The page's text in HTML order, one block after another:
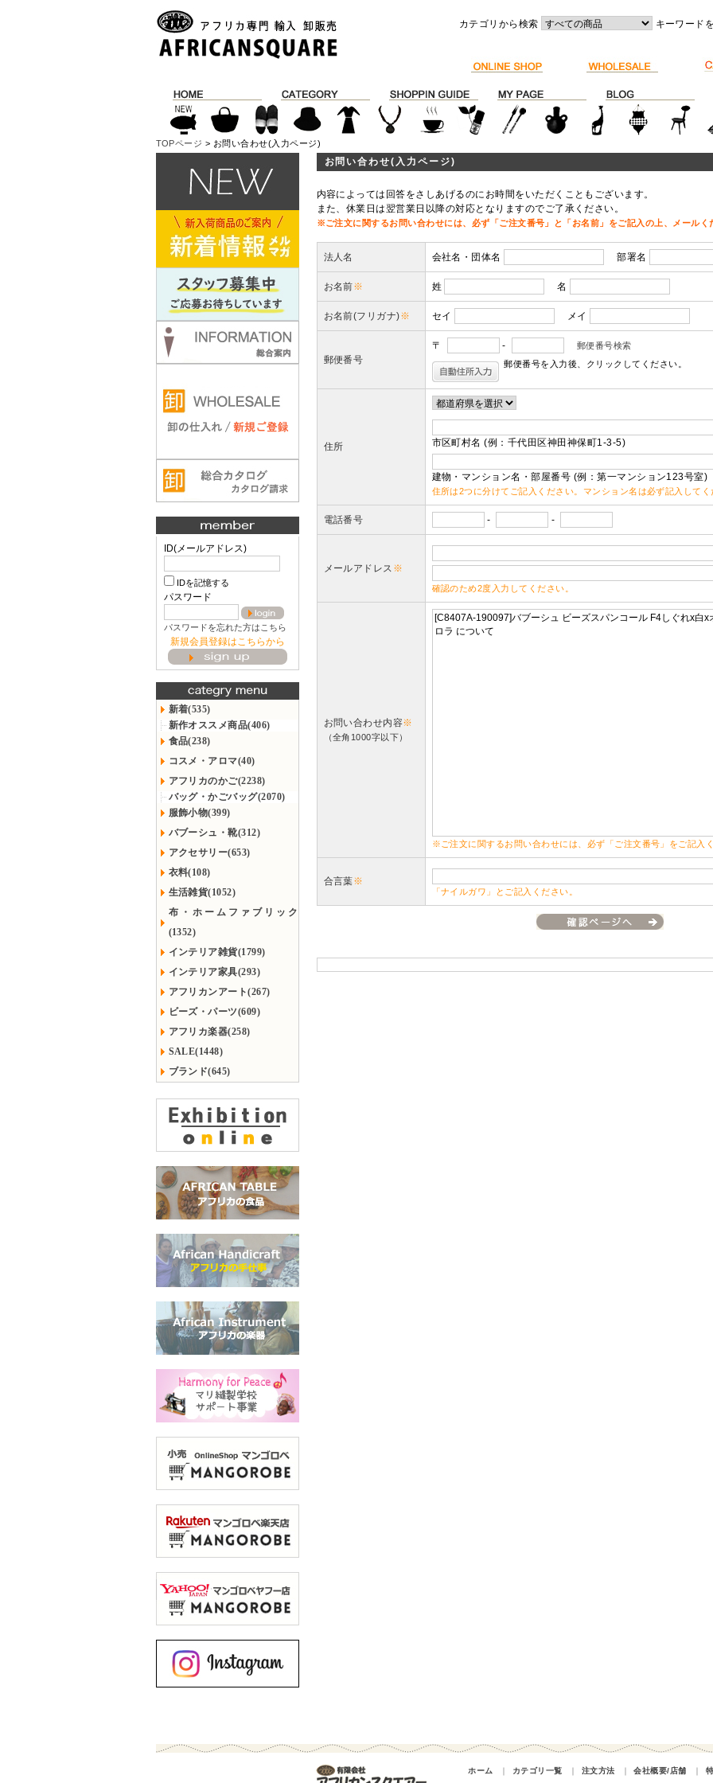
カテゴリから検索 キーワード
TOPページ > お問い合わせ(入力ページ)
ID(メールアドレス)
IDを記憶する
パスワード
パスワードを忘れた方はこちら
新規会員登録はこちらから
新着(535)
新作オススメ商品(406)
食品(238)
コスメ・アロマ(40)
アフリカのかご(2238)
バッグ・かごバッグ(2070)
服飾小物(399)
バブーシュ・靴(312)
アクセサリー(653)
衣料(108)
生活雑貨(1052)
布・ホームファブリック
(1352)
インテリア雑貨(1799)
インテリア家具(293)
アフリカンアート(267)
ビーズ・パーツ(609)
アフリカ楽器(258)
SALE(1448)
ブランド(645)
お問い合わせ(入力ページ)
内容によっては回答をさしあげるのにお時間をいただくこともございます。
また、休業日は翌営業日以降の対応となりますのでご了承ください。
※ご注文に関するお問い合わせには、必ず「ご注文番号」と「お名前」をご記入の上、メール
法人名 会社名・団体名 部署名
お名前※ 姓 名
お名前(フリガナ)※ セイ メイ
郵便番号
〒 -
郵便番号検索
郵便番号を入力後、クリックしてください。
住所 市区町村名 (例：千代田区神田神保町1-3-5)
建物・マンション名・部屋番号 (例：第一マンション123号室)
住所は2つに分けてご記入ください。マンション名は必ず記入してく
電話番号 - -
メールアドレス ※
確認のため2度入力してください。
お問い合わせ内容※
（全角1000字以下）
※ご注文に関するお問い合わせには、必ず「ご注文番号」をご記入
合言葉※
「ナイルガワ」とご記入ください。
ホーム ｜ カテゴリ一覧 ｜ 注文方法 ｜ 会社概要/店舗 ｜